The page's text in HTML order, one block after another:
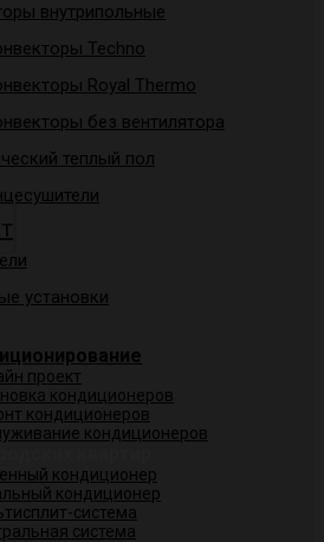
внутрипольные
Techno
Royal Thermo
без вентилятора
теплый пол
установки
проект
кондиционеров
кондиционеров
кондиционеров
кондиционер
кондиционер
система
система